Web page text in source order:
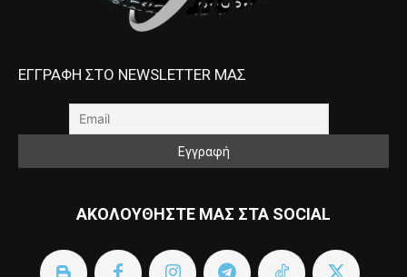
ΕΓΓΡΑΦΗ ΣΤΟ NEWSLETTER ΜΑΣ
ΑΚΟΛΟΥΘΗΣΤΕ ΜΑΣ ΣΤΑ SOCIAL